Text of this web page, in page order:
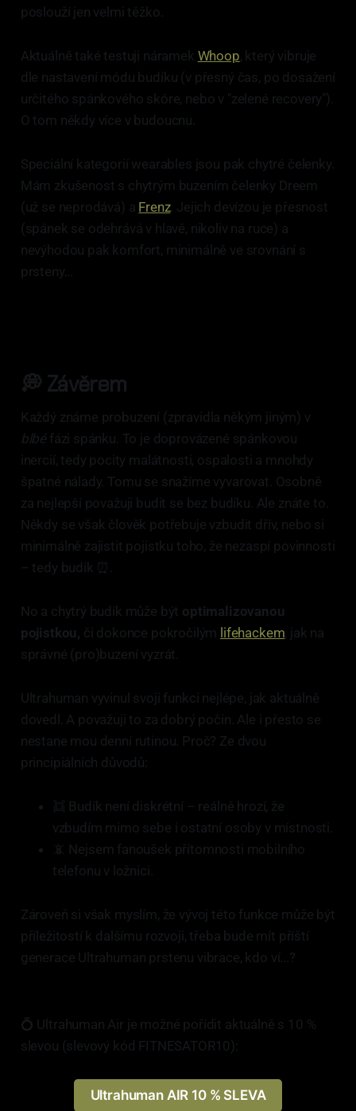
poslouží jen velmi těžko.
Aktuálně také testuji náramek Whoop, který vibruje
dle nastavení módu budíku (v přesný čas, po dosažení
určitého spánkového skóre, nebo v "zelené recovery").
O tom někdy více v budoucnu.
Speciální kategorií wearables jsou pak chytré čelenky.
Mám zkušenost s chytrým buzením čelenky Dreem
(už se neprodává) a Frenz. Jejich devízou je přesnost
(spánek se odehrává v hlavě, nikoliv na ruce) a
nevýhodou pak komfort, minimálně ve srovnání s
prsteny...
💭 Závěrem
Každý známe probuzení (zpravidla někým jiným) v
blbé fázi spánku. To je doprovázené spánkovou
inercií, tedy pocity malátnosti, ospalosti a mnohdy
špatné nálady. Tomu se snažíme vyvarovat. Osobně
za nejlepší považuji budit se bez budíku. Ale znáte to.
Někdy se však člověk potřebuje vzbudit dřív, nebo si
minimálně zajistit pojistku toho, že nezaspí povinnosti
– tedy budík ⏰.
No a chytrý budík může být optimalizovanou
pojistkou, či dokonce pokročilým lifehackem, jak na
správné (pro)buzení vyzrát.
Ultrahuman vyvinul svoji funkci nejlépe, jak aktuálně
dovedl. A považuji to za dobrý počin. Ale i přesto se
nestane mou denní rutinou. Proč? Ze dvou
principiálních důvodů:
👯 Budík není diskrétní – reálně hrozí, že
vzbudím mimo sebe i ostatní osoby v místnosti.
📵 Nejsem fanoušek přítomnosti mobilního
telefonu v ložnici.
Zároveň si však myslím, že vývoj této funkce může být
příležitostí k dalšímu rozvoji, třeba bude mít příští
generace Ultrahuman prstenu vibrace, kdo ví...?
💍 Ultrahuman Air je možné pořídit aktuálně s 10 %
slevou (slevový kód FITNESATOR10):
Ultrahuman AIR 10 % SLEVA